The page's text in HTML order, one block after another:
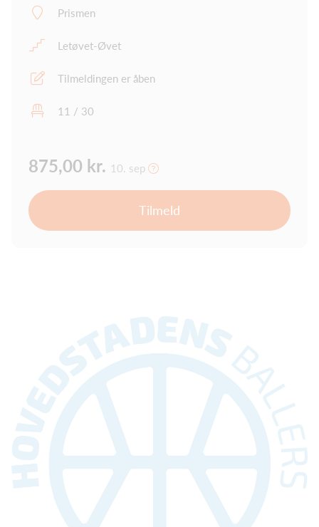
Prismen
Letøvet-Øvet
Tilmeldingen er åben
11 / 30
875,00 kr. 10. sep
Tilmeld